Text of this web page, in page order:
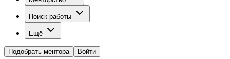
Поиск работы
Ещё
Подобрать ментора Войти